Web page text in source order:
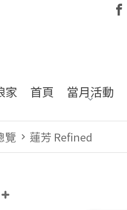
家 首頁 當月活動
覽 蓮芳 Refined